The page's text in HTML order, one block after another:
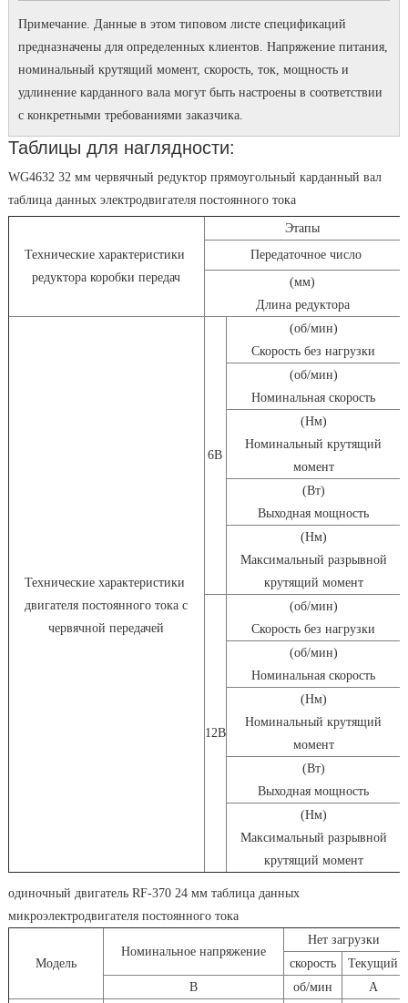
Примечание. Данные в этом типовом листе спецификаций
предназначены для определенных клиентов. Напряжение питания,
номинальный крутящий момент, скорость, ток, мощность и
удлинение карданного вала могут быть настроены в соответствии
с конкретными требованиями заказчика.
Таблицы для наглядности:
WG4632 32 мм червячный редуктор прямоугольный карданный вал
таблица данных электродвигателя постоянного тока
Технические характеристики
редуктора коробки передач
Этапы
Передаточное число
(мм)
Длина редуктора
Технические характеристики
двигателя постоянного тока с
червячной передачей
6В
(об/мин)
Скорость без нагрузки
(об/мин)
Номинальная скорость
(Нм)
Номинальный крутящий
момент
(Вт)
Выходная мощность
(Нм)
Максимальный разрывной
крутящий момент
12В
(об/мин)
Скорость без нагрузки
(об/мин)
Номинальная скорость
(Нм)
Номинальный крутящий
момент
(Вт)
Выходная мощность
(Нм)
Максимальный разрывной
крутящий момент
одиночный двигатель RF-370 24 мм таблица данных
микроэлектродвигателя постоянного тока
Модель
Номинальное напряжение
Нет загрузки
скорость
Текущий
В
об/мин
А